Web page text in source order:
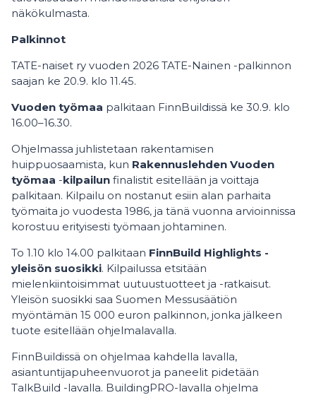
näkökulmasta.
Palkinnot
TATE-naiset ry vuoden 2026 TATE-Nainen -palkinnon
saajan ke 20.9. klo 11.45.
Vuoden työmaa palkitaan FinnBuildissä ke 30.9. klo
16.00–16.30.
Ohjelmassa juhlistetaan rakentamisen
huippuosaamista, kun Rakennuslehden Vuoden
työmaa -kilpailun finalistit esitellään ja voittaja
palkitaan. Kilpailu on nostanut esiin alan parhaita
työmaita jo vuodesta 1986, ja tänä vuonna arvioinnissa
korostuu erityisesti työmaan johtaminen.
To 1.10 klo 14.00 palkitaan FinnBuild Highlights -
yleisön suosikki. Kilpailussa etsitään
mielenkiintoisimmat uutuustuotteet ja -ratkaisut.
Yleisön suosikki saa Suomen Messusäätiön
myöntämän 15 000 euron palkinnon, jonka jälkeen
tuote esitellään ohjelmalavalla.
FinnBuildissä on ohjelmaa kahdella lavalla,
asiantuntijapuheenvuorot ja paneelit pidetään
TalkBuild -lavalla. BuildingPRO-lavalla ohjelma